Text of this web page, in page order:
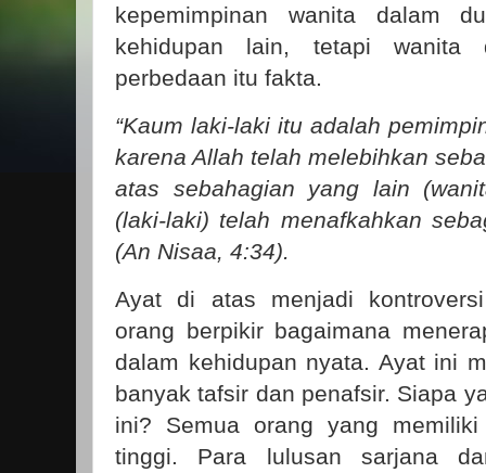
kepemimpinan wanita dalam
kehidupan lain, tetapi wanita
perbedaan itu fakta.
“Kaum laki-laki itu adalah
karena Allah telah melebihkan
atas sebahagian yang lain
(laki-laki) telah menafkahkan
(An Nisaa, 4:34).
Ayat di atas menjadi
orang berpikir bagaimana
dalam kehidupan nyata. Ayat ini
banyak tafsir dan penafsir. Siapa
ini? Semua orang yang memiliki
tinggi. Para lulusan sarjana